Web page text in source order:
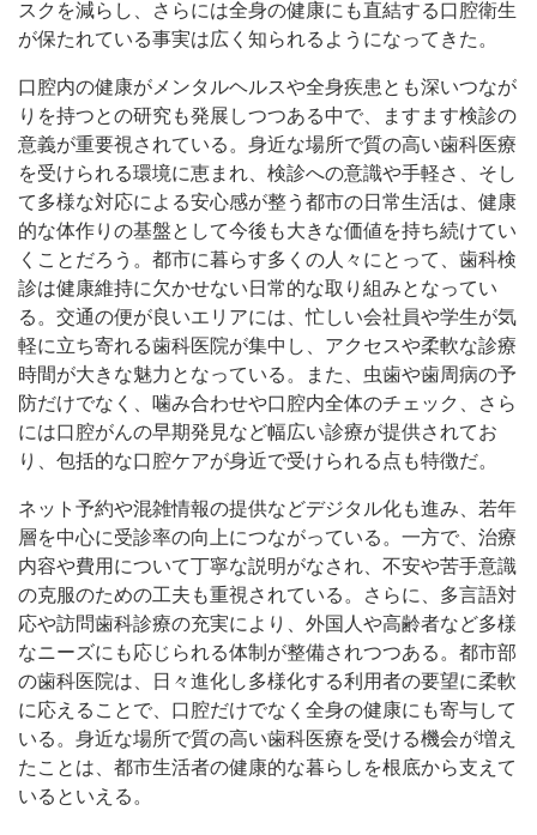
スクを減らし、さらには全身の健康にも直結する口腔衛生
が保たれている事実は広く知られるようになってきた。
口腔内の健康がメンタルヘルスや全身疾患とも深いつなが
りを持つとの研究も発展しつつある中で、ますます検診の
意義が重要視されている。身近な場所で質の高い歯科医療
を受けられる環境に恵まれ、検診への意識や手軽さ、そし
て多様な対応による安心感が整う都市の日常生活は、健康
的な体作りの基盤として今後も大きな価値を持ち続けてい
くことだろう。都市に暮らす多くの人々にとって、歯科検
診は健康維持に欠かせない日常的な取り組みとなってい
る。交通の便が良いエリアには、忙しい会社員や学生が気
軽に立ち寄れる歯科医院が集中し、アクセスや柔軟な診療
時間が大きな魅力となっている。また、虫歯や歯周病の予
防だけでなく、噛み合わせや口腔内全体のチェック、さら
には口腔がんの早期発見など幅広い診療が提供されてお
り、包括的な口腔ケアが身近で受けられる点も特徴だ。
ネット予約や混雑情報の提供などデジタル化も進み、若年
層を中心に受診率の向上につながっている。一方で、治療
内容や費用について丁寧な説明がなされ、不安や苦手意識
の克服のための工夫も重視されている。さらに、多言語対
応や訪問歯科診療の充実により、外国人や高齢者など多様
なニーズにも応じられる体制が整備されつつある。都市部
の歯科医院は、日々進化し多様化する利用者の要望に柔軟
に応えることで、口腔だけでなく全身の健康にも寄与して
いる。身近な場所で質の高い歯科医療を受ける機会が増え
たことは、都市生活者の健康的な暮らしを根底から支えて
いるといえる。